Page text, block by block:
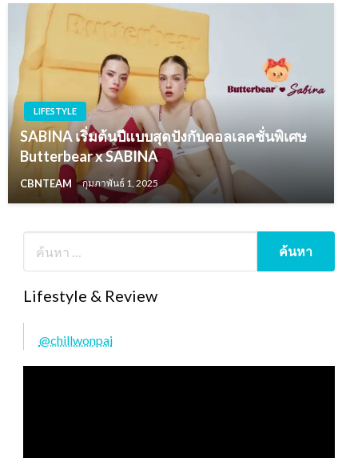
LIFESTYLE
SABINA เริ่มต้นปีแบบสุดปังกับคอลเลคชั่นพิเศษ
Butterbear x SABINA
CBNTEAM กุมภาพันธ์ 1, 2025
Lifestyle & Review
@chillwonpai